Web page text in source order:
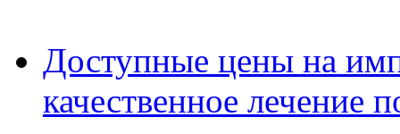
Доступные цены на
качественное лечение